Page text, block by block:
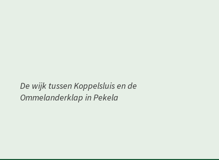
De wijk tussen Koppelsluis en de
Ommelanderklap in Pekela